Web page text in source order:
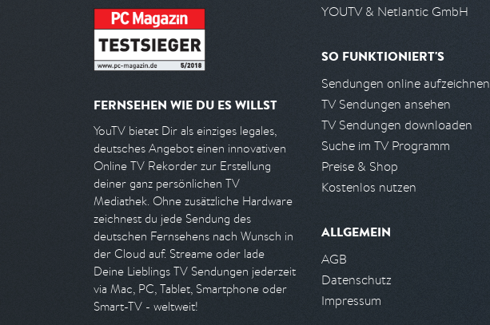
FERNSEHEN WIE DU ES WILLST
YouTV bietet Dir als einziges legales,
deutsches Angebot einen innovativen
Online TV Rekorder zur Erstellung
deiner ganz persönlichen TV
Mediathek. Ohne zusätzliche Hardware
zeichnest du jede Sendung des
deutschen Fernsehens nach Wunsch in
der Cloud auf. Streame oder lade
Deine Lieblings TV Sendungen jederzeit
via Mac, PC, Tablet, Smartphone oder
Smart-TV - weltweit!
YOUTV & Netlantic GmbH
SO FUNKTIONIERT'S
Sendungen online aufzeichnen
TV Sendungen ansehen
TV Sendungen downloaden
Suche im TV Programm
Preise & Shop
Kostenlos nutzen
ALLGEMEIN
AGB
Datenschutz
Impressum